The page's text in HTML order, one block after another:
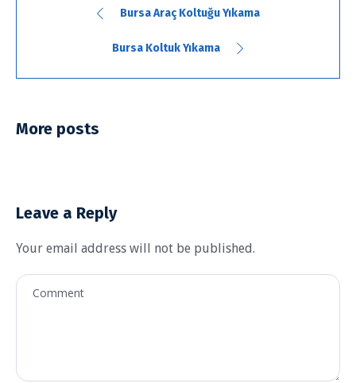
Bursa Araç Koltuğu Yıkama
Bursa Koltuk Yıkama
More posts
Leave a Reply
Your email address will not be published.